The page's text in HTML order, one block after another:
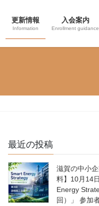
更新情報
Information
入会案内
Enrollment guidance
最近の投稿
滋賀の中小
料】10月14
Energy
回）」 参加